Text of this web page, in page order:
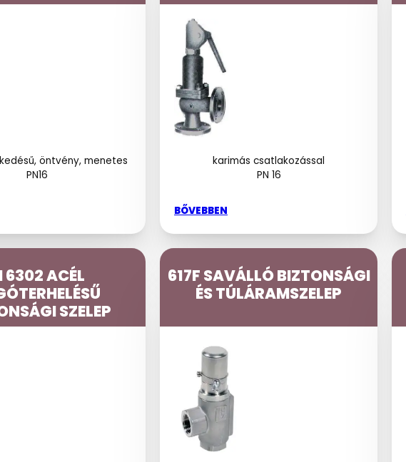
öntvény, menetes
PN16
karimás csatlakozással
PN 16
BŐVEBBEN
6302 ACÉL
SZELEP
617F SAVÁLLÓ BIZTONSÁGI
ÉS TÚLÁRAMSZELEP